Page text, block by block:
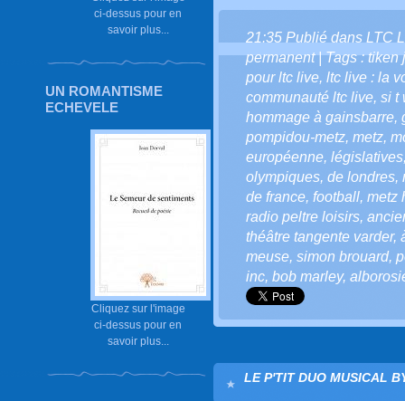
ci-dessus pour en
savoir plus...
UN ROMANTISME
ECHEVELE
Cliquez sur l'image
ci-dessus pour en
savoir plus...
21:35 Publié dans LTC
permanent| Tags :tiken
pour ltc live, ltc live : la
communauté ltc live, si t
hommage à gainsbarre,
pompidou-metz, metz,
européenne, législatives
olympiques, de londres,
de france, football, metz
radio peltre loisirs,
théâtre tangente varder,
meuse, simon brouard,
inc, bob marley,
LE P'TIT DUO MUSICAL